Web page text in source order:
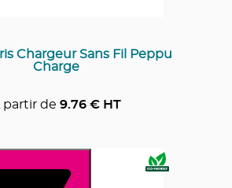
Chargeur Sans Fil Peppu
Charge
partir de 9.76€ HT